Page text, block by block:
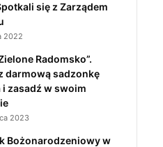
się z Zarządem
2022
Radomsko”.
darmową sadzonkę
zasadź w swoim
2023
Bożonarodzeniowy w